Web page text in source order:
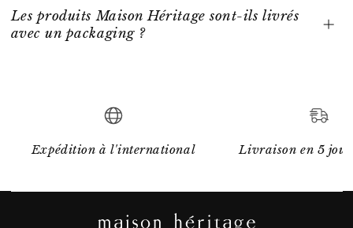
Les produits Maison Héritage sont-ils livrés
avec un packaging ?
Expédition à l'international Livraison en 5